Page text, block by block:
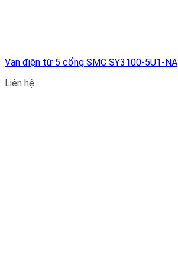
Van điện từ 5 cổng SMC SY3100-5U1-NA
Liên hệ